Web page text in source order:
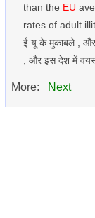
than the EU
rates of adult
ई यू के मुकाबले ,
, और इस देश में
More: Next